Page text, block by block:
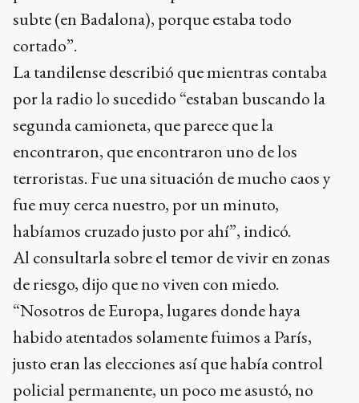
subte (en Badalona), porque estaba todo
cortado”.
La tandilense describió que mientras contaba
por la radio lo sucedido “estaban buscando la
segunda camioneta, que parece que la
encontraron, que encontraron uno de los
terroristas. Fue una situación de mucho caos y
fue muy cerca nuestro, por un minuto,
habíamos cruzado justo por ahí”, indicó.
Al consultarla sobre el temor de vivir en zonas
de riesgo, dijo que no viven con miedo.
“Nosotros de Europa, lugares donde haya
habido atentados solamente fuimos a París,
justo eran las elecciones así que había control
policial permanente, un poco me asustó, no